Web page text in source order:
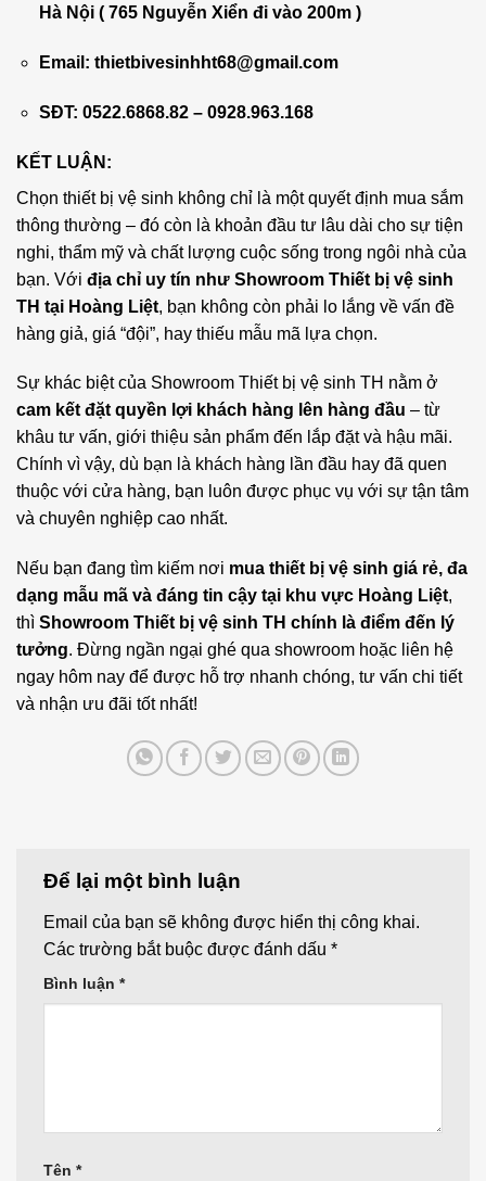
Hà Nội ( 765 Nguyễn Xiển đi vào 200m )
Email: thietbivesinhht68@gmail.com
SĐT: 0522.6868.82 – 0928.963.168
KẾT LUẬN:
Chọn thiết bị vệ sinh không chỉ là một quyết định mua sắm
thông thường – đó còn là khoản đầu tư lâu dài cho sự tiện
nghi, thẩm mỹ và chất lượng cuộc sống trong ngôi nhà của
bạn. Với địa chỉ uy tín như Showroom Thiết bị vệ sinh
TH tại Hoàng Liệt, bạn không còn phải lo lắng về vấn đề
hàng giả, giá “đội”, hay thiếu mẫu mã lựa chọn.
Sự khác biệt của Showroom Thiết bị vệ sinh TH nằm ở
cam kết đặt quyền lợi khách hàng lên hàng đầu – từ
khâu tư vấn, giới thiệu sản phẩm đến lắp đặt và hậu mãi.
Chính vì vậy, dù bạn là khách hàng lần đầu hay đã quen
thuộc với cửa hàng, bạn luôn được phục vụ với sự tận tâm
và chuyên nghiệp cao nhất.
Nếu bạn đang tìm kiếm nơi mua thiết bị vệ sinh giá rẻ, đa
dạng mẫu mã và đáng tin cậy tại khu vực Hoàng Liệt,
thì Showroom Thiết bị vệ sinh TH chính là điểm đến lý
tưởng. Đừng ngần ngại ghé qua showroom hoặc liên hệ
ngay hôm nay để được hỗ trợ nhanh chóng, tư vấn chi tiết
và nhận ưu đãi tốt nhất!
Để lại một bình luận
Email của bạn sẽ không được hiển thị công khai.
Các trường bắt buộc được đánh dấu *
Bình luận *
Tên *